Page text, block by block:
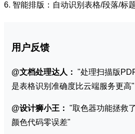
6. 智能排版：自动识别表格/段落/标
用户反馈
@文档处理达人： "处理扫描版
是表格识别准确度比云端服务更高"
@设计狮小王： "取色器功能拯救
颜色代码零误差"